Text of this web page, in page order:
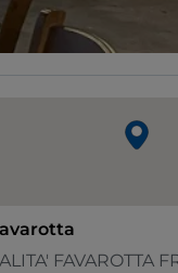
FAVAROTTA